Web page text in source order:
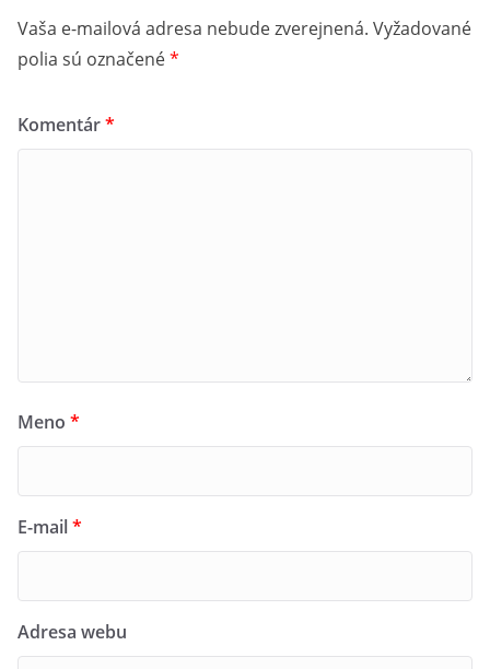
Vaša e-mailová adresa nebude zverejnená. Vyžadované
polia sú označené*
Komentár*
Meno *
E-mail*
Adresa webu